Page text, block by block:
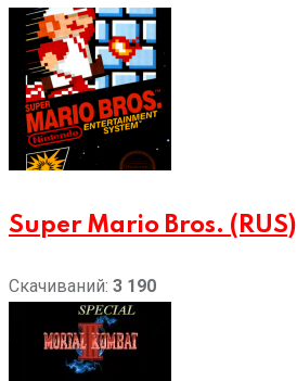
Super Mario Bros. (RUS)
Скачиваний: 3 190